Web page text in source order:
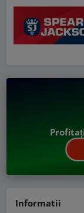
Informatii